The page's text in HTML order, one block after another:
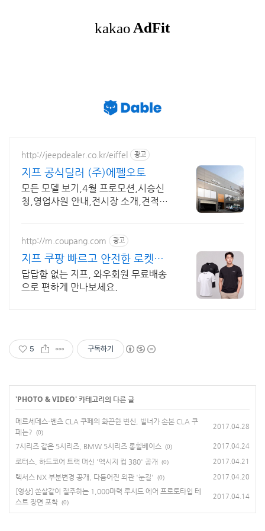
http://jeepdealer.co.kr/eiffel 광고
지프 공식딜러 (주)에펠오토
모든 모델 보기,4월 프로모션,시승신
청,영업사원 안내,전시장 소개,견적신
http://m.coupang.com 광고
지프 쿠팡 빠르고 안전한 로켓배
송
답답함 없는 지프, 와우회원 무료배송
으로 편하게 만나보세요.
5 구독하기
'PHOTO & VIDEO' 카테고리의 다른 글
메르세데스-벤츠 CLA 쿠페의 화끈한 변신, 빌너가 손본 CLA 쿠
페는?
(0)
2017.04.28
7시리즈 같은 5시리즈, BMW 5시리즈 롱휠베이스 (0) 2017.04.24
로터스, 하드코어 트랙 머신 '엑시지 컵 380' 공개 (0) 2017.04.21
렉서스 NX 부분변경 공개, 다듬어진 외관 '눈길' (0) 2017.04.20
[영상] 쏜살같이 질주하는 1,000마력 루시드 에어 프로토타입 테
스트 장면 포착 (0)
2017.04.14